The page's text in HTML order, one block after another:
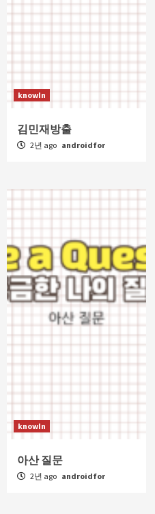
knowIn
김민재방출
2년 ago androidfor
knowIn
아산 질문
2년 ago androidfor